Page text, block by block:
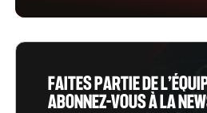
FAITES PARTIE DE
ABONNEZ-VOUS À LA